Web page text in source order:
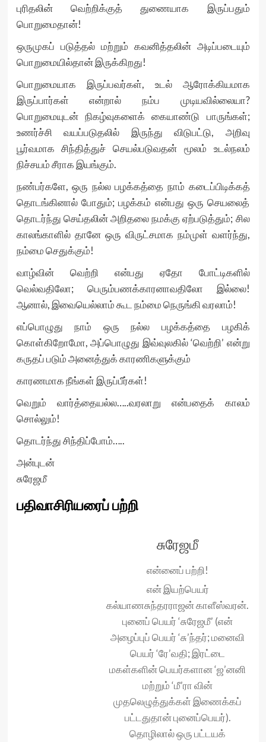
புரிதலின் வெற்றிக்குத் துணையாக இருப்பதும்
பொறுமைதான்!
ஒருமுகப் படுத்தல் மற்றும் கவனித்தலின் அடிப்படையும்
பொறுமையில்தான் இருக்கிறது!
பொறுமையாக இருப்பவர்கள், உடல் ஆரோக்கியமாக
இருப்பார்கள் என்றால் நம்ப முடியவில்லையா?
பொறுமையுடன் நிகழ்வுகளைக் கையாண்டு பாருங்கள்;
உணர்ச்சி வயப்படுதலில் இருந்து விடுபட்டு, அறிவு
பூர்வமாக சிந்தித்துச் செயல்படுவதன் மூலம் உடல்நலம்
நிச்சயம் சீராக இயங்கும்.
நண்பர்களே, ஒரு நல்ல பழக்கத்தை நாம் கடைப்பிடிக்கத்
தொடங்கினால் போதும்; பழக்கம் என்பது ஒரு செயலைத்
தொடர்ந்து செய்தலின் அறிதலை நமக்கு ஏற்படுத்தும்; சில
காலங்காளில் தானே ஒரு விருட்சமாக நம்முள் வளர்ந்து,
நம்மை செதுக்கும்!
வாழ்வின் வெற்றி என்பது ஏதோ போட்டிகளில்
வெல்வதிலோ; பெரும்பணக்காரனாவதிலோ இல்லை!
ஆனால், இவையெல்லாம் கூட நம்மை நெருங்கி வரலாம்!
எப்பொழுது நாம் ஒரு நல்ல பழக்கத்தை பழகிக்
கொள்கிறோமோ, அப்பொழுது இவ்வுலகில் ‘வெற்றி’ என்று
கருதப் படும் அனைத்துக் காரணிகளுக்கும்
காரணமாக நீங்கள் இருப்பீர்கள்!
வெறும் வார்த்தையல்ல…..வரலாறு என்பதைக் காலம்
சொல்லும்!
தொடர்ந்து சிந்திப்போம்…..
அன்புடன்
சுரேஜமீ
பதிவாசிரியரைப் பற்றி
சுரேஜமீ
என்னைப் பற்றி!
என் இயற்பெயர்
கல்யாணசுந்தரராஜன் காளீஸ்வரன்.
புனைப் பெயர் ‘சுரேஜமீ’ (என்
அழைப்புப் பெயர் ‘சு’ந்தர்; மனைவி
பெயர் ‘ரே’வதி; இரட்டை
மகள்களின் பெயர்களான ‘ஜ’னனி
மற்றும் ‘மீ’ரா வின்
முதலெழுத்துக்கள் இணைக்கப்
பட்டதுதான் புனைப்பெயர்).
தொழிலால் ஒரு பட்டயக்